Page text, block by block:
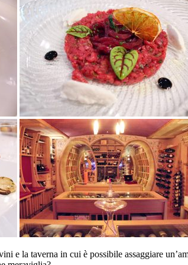
e la taverna in cui è possibile assaggiare